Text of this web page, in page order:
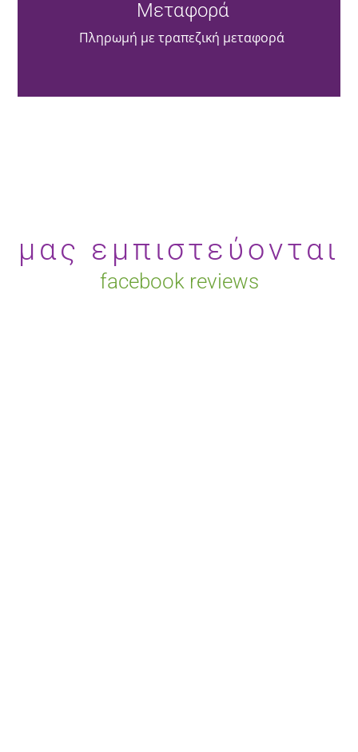
Μεταφορά
Πληρωμή με τραπεζική μεταφορά
μας εμπιστεύονται
facebook reviews